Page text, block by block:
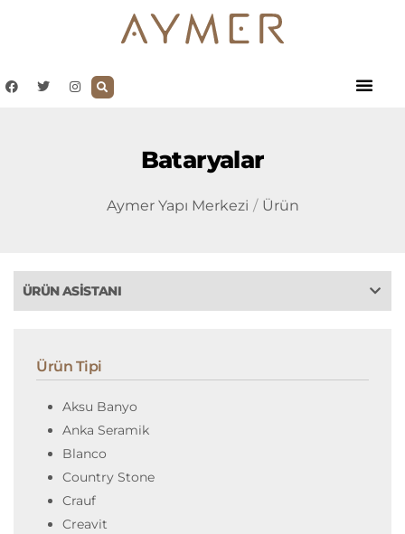
Bataryalar
Aymer Yapı Merkezi Ürün
ÜRÜN ASISTANI
Ürün Tipi
Aksu Banyo
Anka Seramik
Blanco
Country Stone
Crauf
Creavit